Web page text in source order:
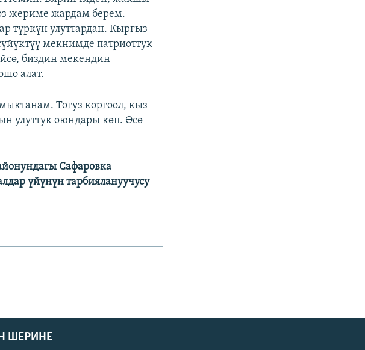
жериме жардам берем.
түркүн улуттардан. Кыргыз
мекнимде патриоттук
биздин мекендин
алат.
Тогуз коргоол, кыз
улуттук оюндары көп. Өсө
Сафаровка
үйүнүн тарбиялануучусу
ШЕРИНЕ